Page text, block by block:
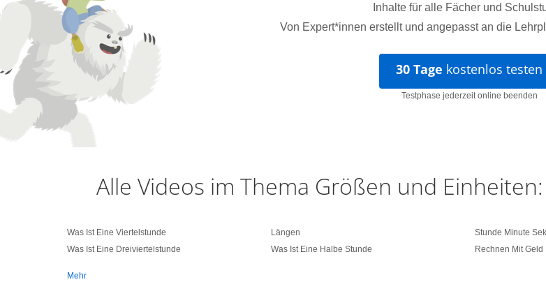
Inhalte für alle Fächer und
Von Expert*innen erstellt und angepasst an die
30 Tage kostenlos testen
Testphase jederzeit online beenden
Alle Videos im Thema Größen und
Was Ist Eine Viertelstunde
Was Ist Eine Dreiviertelstunde
Längen
Was Ist Eine Halbe Stunde
Stunde Minute
Rechnen Mit Geld
Mehr